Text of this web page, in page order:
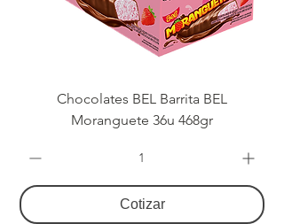
Chocolates BEL Barrita BEL
Moranguete 36u 468gr
Cotizar